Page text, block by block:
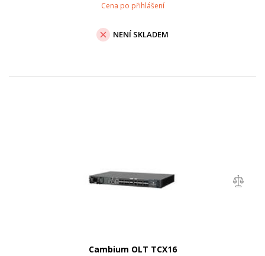
Cena po přihlášení
NENÍ SKLADEM
Cambium OLT TCX16